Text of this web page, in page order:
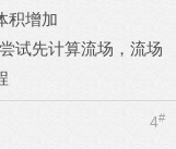
积增加
试先计算流场，流场
4#